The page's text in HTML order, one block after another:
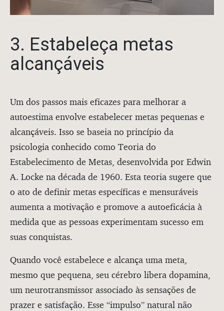
3. Estabeleça metas
alcançáveis
Um dos passos mais eficazes para melhorar a
autoestima envolve estabelecer metas pequenas e
alcançáveis. Isso se baseia no princípio da
psicologia conhecido como Teoria do
Estabelecimento de Metas, desenvolvida por Edwin
A. Locke na década de 1960. Esta teoria sugere que
o ato de definir metas específicas e mensuráveis
aumenta a motivação e promove a autoeficácia à
medida que as pessoas experimentam sucesso em
suas conquistas.
Quando você estabelece e alcança uma meta,
mesmo que pequena, seu cérebro libera dopamina,
um neurotransmissor associado às sensações de
prazer e satisfação. Esse “impulso” natural não